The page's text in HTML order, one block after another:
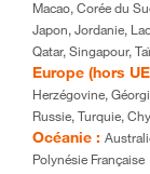
Macao, Corée du
Japon, Jordanie,
Qatar, Singapour,
Europe (hors
Herzégovine,
Russie, Turquie,
Océanie :
Polynésie Française